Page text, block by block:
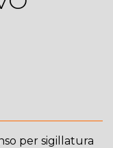
per sigillatura